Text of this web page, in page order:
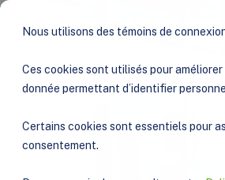
Nous utilisons des témoins de
Ces cookies sont utilisés pour
donnée permettant d’identifier
Certains cookies sont essentiels pour
consentement.